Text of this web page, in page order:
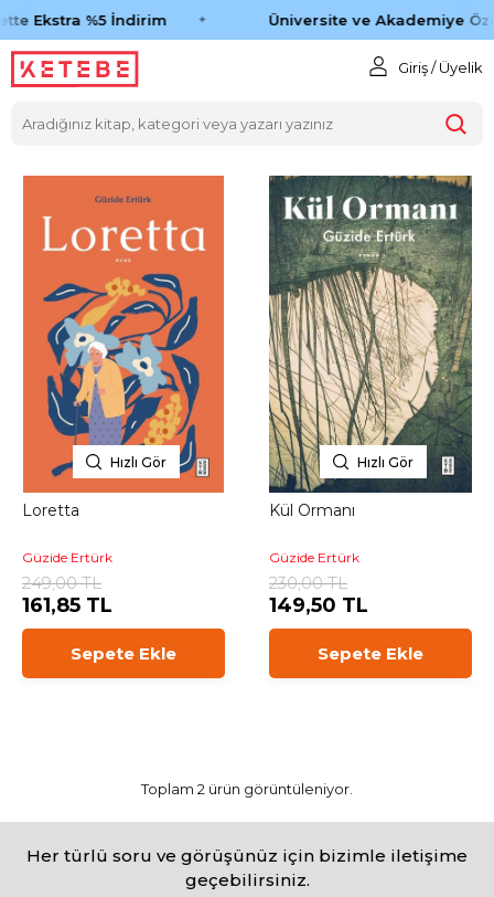
Ekstra %5 İndirim Üniversite ve Akademiye
Giriş / Üyelik
Hızlı Gör
Loretta
Güzide Ertürk
249,00 TL
161,85 TL
Sepete Ekle
Hızlı Gör
Kül Ormanı
Güzide Ertürk
230,00 TL
149,50 TL
Sepete Ekle
Toplam 2 ürün görüntüleniyor.
Her türlü soru ve görüşünüz için bizimle iletişime
geçebilirsiniz.